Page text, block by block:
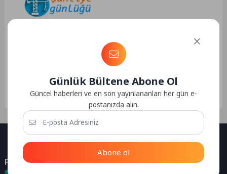
Santiye Günlüğü İnşaat
doğru ve güvenilir bilgi kaynağı
olma yolunda ilerleyen Şantiye
günlüğülüğünde2021 yılında...
Politikalarımız
Günlük Bültene Abone Ol
Güncel haberleri ve en son yayınlananları her gün e-
postanızda alın.
Abone ol